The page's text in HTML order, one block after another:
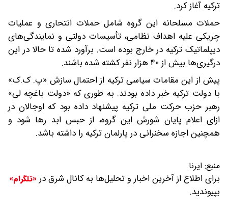
ترکیه آغاز کرد.
حملات مسلحانه این گروه شامل حملات انتحاری و عملیات
چریکی علیه اهداف نظامی، تأسیسات دولتی و نمایندگی‌های
دیپلماتیک ترکیه در خارج بوده است. برآورد شده تا حالا در این
درگیری‌ها بیش از ۴۰ هزار نفر کشته شده‌ باشند.
پیش از این مقامات سیاسی ترکیه از احتمال سازش «پ. ک.ک»
با دولت ترکیه خبر داده بودند. به طوری که «دولت باغچه لی»
رهبر حزب حرکت ملی ترکیه پیشنهاد داده بود که اوجالان در
ازای اعلام پایان شورش این گروه، از حبس ابد رها شود و
همچنین اجازه سخنرانی در پارلمان ترکیه را داشته باشد.
منبع: ایرنا
برای اطلاع از آخرین اخبار و تحلیل‌ها به کانال شرق در «تلگرام»
بپیوندید.